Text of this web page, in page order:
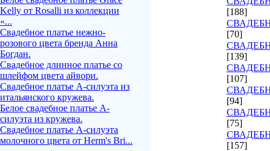
Kelly от Rosalli из коллекции
«...
Свадебное платье нежно-
розового цвета бренда Анна
Богдан.
Свадебное длинное платье со
шлейфом цвета айвори.
Свадебное платье А-силуэта из
итальянского кружева.
Белое свадебное платье А-
силуэта из кружева.
Свадебное платье А-силуэта
молочного цвета от Herm's Bri...
[188]
[70]
[139]
[107]
[94]
[75]
[157]